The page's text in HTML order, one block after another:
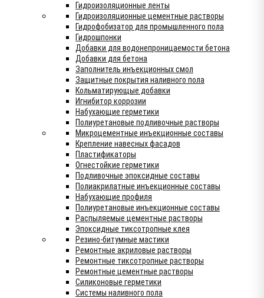
Гидроизоляционные ленты
Гидроизоляционные цементные растворы
Гидрофобизатор для промышленного пола
Гидрошпонки
Добавки для водонепроницаемости бетона
Добавки для бетона
Заполнитель инъекционных смол
Защитные покрытия наливного пола
Кольматирующые добавки
Игнибитор коррозии
Набухающие герметики
Полиуретановые подливочные растворы
Микроцементные инъекционные составы
Крепление навесных фасадов
Пластификаторы
Огнестойкие герметики
Подливочные эпоксидные составы
Полиакрилатные инъекционные составы
Набухающие профиля
Полиуретановые инъекционные составы
Распыляемые цементные растворы
Эпоксидные тиксотропные клея
Резино-битумные мастики
Ремонтные акриловые растворы
Ремонтные тиксотропные растворы
Ремонтные цементные растворы
Силиконовые герметики
Системы наливного пола